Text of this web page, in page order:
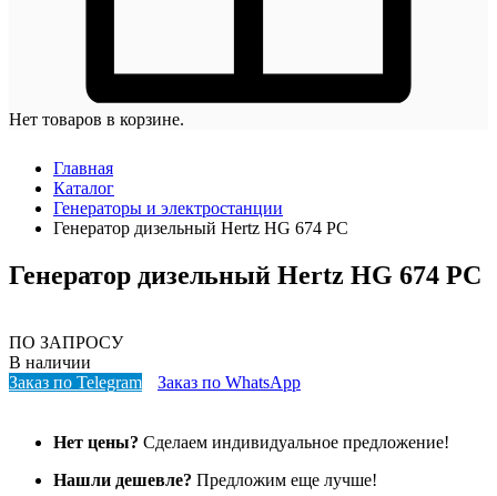
Нет товаров в корзине.
Главная
Каталог
Генераторы и электростанции
Генератор дизельный Hertz HG 674 PC
Генератор дизельный Hertz HG 674 PC
ПО ЗАПРОСУ
В наличии
Заказ по Telegram
Заказ по WhatsApp
Нет цены? Сделаем индивидуальное предложение!
Нашли дешевле? Предложим еще лучше!